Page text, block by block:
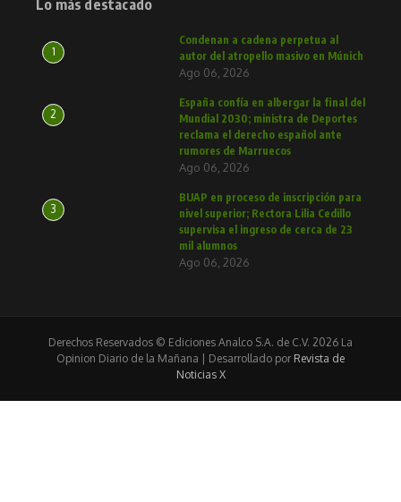
Lo más destacado
1
Condenan a cadena perpetua al
autor del atropello masivo en Múnich
Ago 06, 2026
2
España confía en albergar la final del
Mundial 2030; ministra de Deportes
reclama el derecho español ante
rumores de Marruecos
Ago 06, 2026
3
BUAP en proceso de inscripción para
nivel superior; Rectora Lilia Cedillo
supervisa el ingreso de cerca de 23
mil alumnos
Ago 06, 2026
Derechos Reservados © Ediciones Analco S.A. de C.V. 2026 La
Opinion Diario de la Mañana | Desarrollado por Revista de
Noticias X